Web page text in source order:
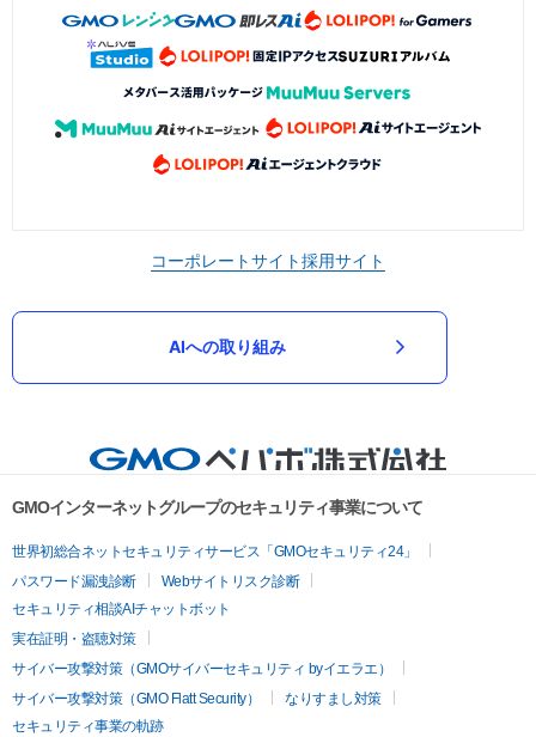
コーポレートサイト採用サイト
AIへの取り組み
GMOインターネットグループのセキュリティ事業について
世界初総合ネットセキュリティサービス「GMOセキュリティ24」
パスワード漏洩診断
Webサイトリスク診断
セキュリティ相談AIチャットボット
実在証明・盗聴対策
サイバー攻撃対策（GMOサイバーセキュリティ byイエラエ）
サイバー攻撃対策（GMO Flatt Security）
なりすまし対策
セキュリティ事業の軌跡